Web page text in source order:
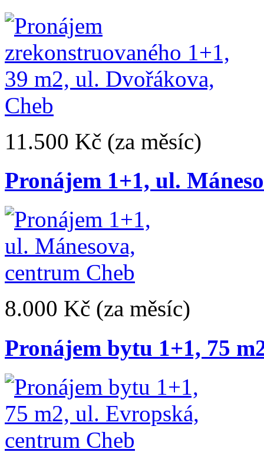
11.500 Kč (za měsíc)
Pronájem 1+1, ul.
8.000 Kč (za měsíc)
Pronájem bytu 1+1, 75